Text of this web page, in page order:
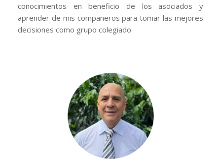
conocimientos en beneficio de los asociados y
aprender de mis compañeros para tomar las mejores
decisiones como grupo colegiado.